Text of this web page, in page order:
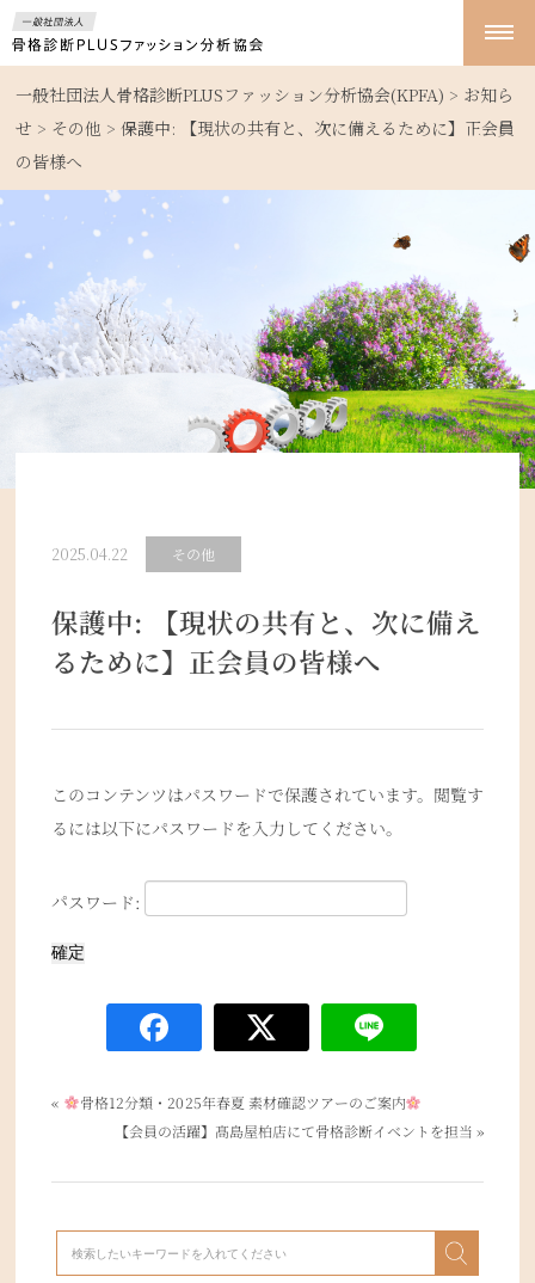
t
g
g
l
e
n
一般社団法人骨格診断PLUSファッション分析協会(KPFA) > お知ら
せ > その他 >保護中: 【現状の共有と、次に備えるために】正会員
の皆様へ
2025.04.22 その他
保護中: 【現状の共有と、次に備え
るために】正会員の皆様へ
このコンテンツはパスワードで保護されています。閲覧す
るには以下にパスワードを入力してください。
パスワード:
« 骨格12分類・2025年春夏 素材確認ツアーのご案内
【会員の活躍】髙島屋柏店にて骨格診断イベントを担当 »